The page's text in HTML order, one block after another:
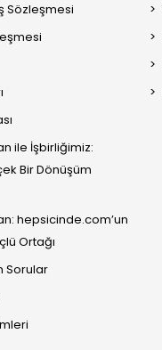
Sözleşmesi
ile İşbirliğimiz:
Bir Dönüşüm
hepsicinde.com’un
Ortağı
Sorular